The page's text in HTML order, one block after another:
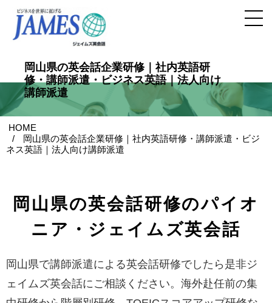
岡山県の英会話企業研修｜社内英語研
修・講師派遣・ビジネス英語｜法人向け
講師派遣
HOME
岡山県の英会話企業研修｜社内英語研修・講師派遣・ビジ
ネス英語｜法人向け講師派遣
岡山県の英会話研修のパイオ
ニア・ジェイムズ英会話
岡山県で講師派遣による英会話研修でしたら是非ジ
ェイムズ英会話にご相談ください。海外赴任前の集